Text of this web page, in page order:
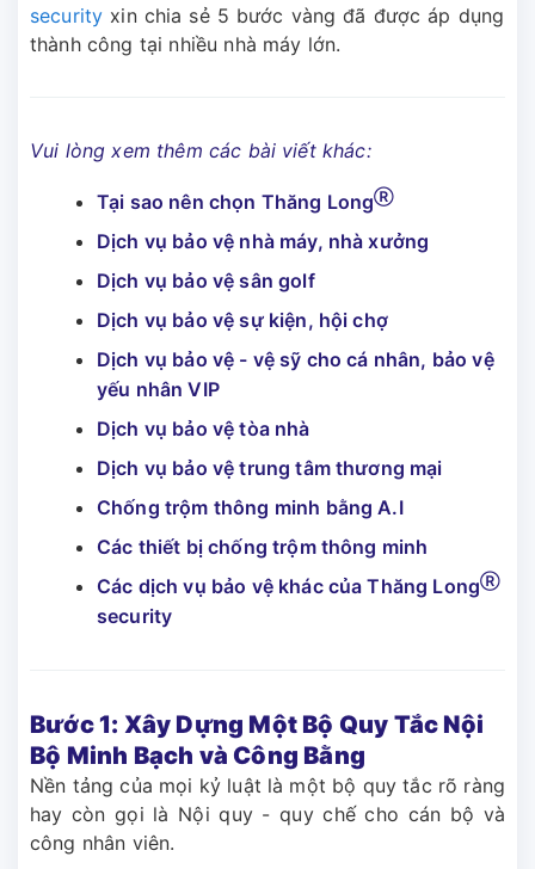
security xin chia sẻ 5 bước vàng đã được áp dụng
thành công tại nhiều nhà máy lớn.
Vui lòng xem thêm các bài viết khác:
Tại sao nên chọn Thăng LongⓇ
Dịch vụ bảo vệ nhà máy, nhà xưởng
Dịch vụ bảo vệ sân golf
Dịch vụ bảo vệ sự kiện, hội chợ
Dịch vụ bảo vệ - vệ sỹ cho cá nhân, bảo vệ
yếu nhân VIP
Dịch vụ bảo vệ tòa nhà
Dịch vụ bảo vệ trung tâm thương mại
Chống trộm thông minh bằng A.I
Các thiết bị chống trộm thông minh
Các dịch vụ bảo vệ khác của Thăng LongⓇ
security
Bước 1: Xây Dựng Một Bộ Quy Tắc Nội
Bộ Minh Bạch và Công Bằng
Nền tảng của mọi kỷ luật là một bộ quy tắc rõ ràng
hay còn gọi là Nội quy - quy chế cho cán bộ và
công nhân viên.